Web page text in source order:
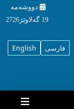
دووشه‌مه‌‌
19 گه‌لاوێژ2726
English فارسی